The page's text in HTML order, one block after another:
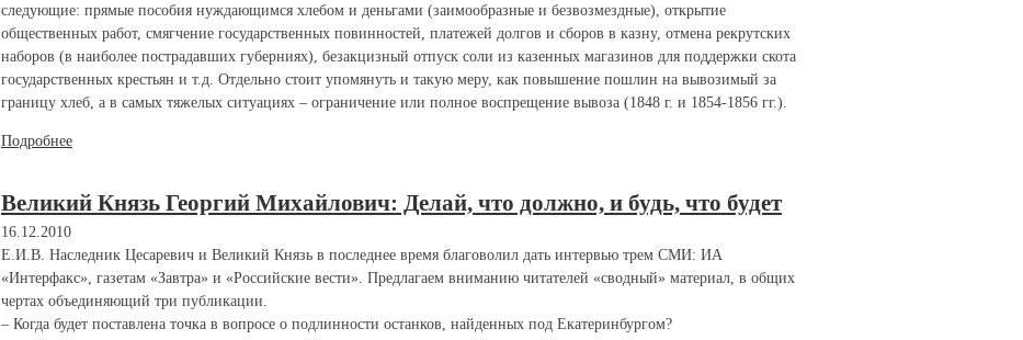
следующие: прямые пособия нуждающимся хлебом и деньгами (заимообразные и безвозмездные), открытие
общественных работ, смягчение государственных повинностей, платежей долгов и сборов в казну, отмена рекрутских
наборов (в наиболее пострадавших губерниях), безакцизный отпуск соли из казенных магазинов для поддержки скота
государственных крестьян и т.д. Отдельно стоит упомянуть и такую меру, как повышение пошлин на вывозимый за
границу хлеб, а в самых тяжелых ситуациях – ограничение или полное воспрещение вывоза (1848 г. и 1854-1856 гг.).
Подробнее
Великий Князь Георгий Михайлович: Делай, что должно, и будь, что будет
16.12.2010
Е.И.В. Наследник Цесаревич и Великий Князь в последнее время благоволил дать интервью трем СМИ: ИА
«Интерфакс», газетам «Завтра» и «Российские вести». Предлагаем вниманию читателей «сводный» материал, в общих
чертах объединяющий три публикации.
– Когда будет поставлена точка в вопросе о подлинности останков, найденных под Екатеринбургом?